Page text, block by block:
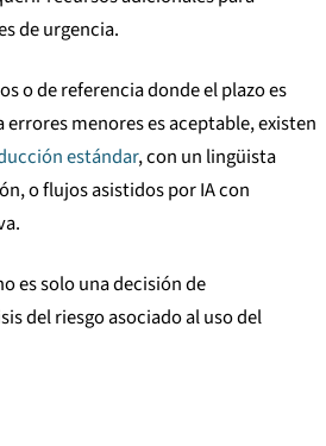
de urgencia.
o de referencia donde el plazo es
menores es aceptable, existen
estándar, con un lingüista
o flujos asistidos por IA con
es solo una decisión de
del riesgo asociado al uso del